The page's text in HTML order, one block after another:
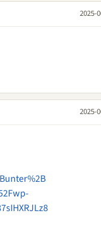
2025-
2025-